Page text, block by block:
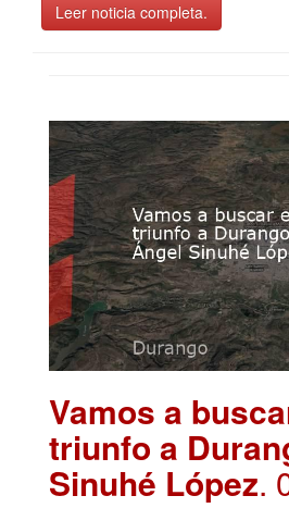
Leer noticia completa.
Vamos a
triunfo a
Sinuhé López.